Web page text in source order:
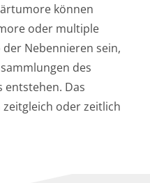
können
oder multiple
Nebennieren sein,
des
entstehen. Das
oder zeitlich